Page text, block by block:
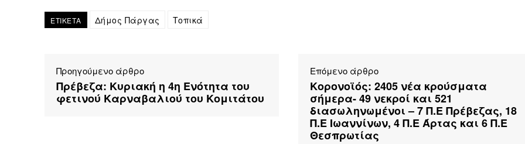
ΕΤΙΚΕΤΑ Δήμος Πάργας Τοπικά
Προηγούμενο άρθρο
Πρέβεζα: Κυριακή η 4η Ενότητα του
φετινού Καρναβαλιού του Κομιτάτου
Επόμενο άρθρο
Κορονοϊός: 2405 νέα κρούσματα
σήμερα- 49 νεκροί και 521
διασωληνωμένοι – 7 Π.Ε Πρέβεζας, 18
Π.Ε Ιωαννίνων, 4 Π.Ε Άρτας και 6 Π.Ε
Θεσπρωτίας